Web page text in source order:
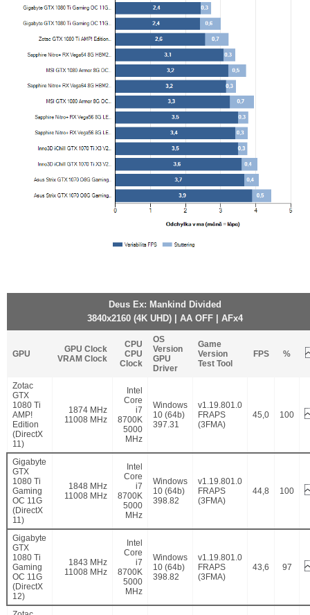
Deus Ex: Mankind Divided
3840x2160 (4K UHD) | AA OFF | AFx4
GPU
GPU Clock
VRAM Clock
CPU
CPU
Clock
OS
Version
GPU
Driver
Game
Version
Test Tool
FPS %
Zotac
GTX
1080 Ti
AMP!
Edition
(DirectX
11)
1874 MHz
11008 MHz
Intel
Core
i7
8700K
5000
MHz
Windows
10 (64b)
397.31
v1.19.801.0
FRAPS
(3FMA)
45,0 100
Gigabyte
GTX
1080 Ti
Gaming
OC 11G
(DirectX
11)
1848 MHz
11008 MHz
Intel
Core
i7
8700K
5000
MHz
Windows
10 (64b)
398.82
v1.19.801.0
FRAPS
(3FMA)
44,8 100
Gigabyte
GTX
1080 Ti
Gaming
OC 11G
(DirectX
12)
1843 MHz
11008 MHz
Intel
Core
i7
8700K
5000
MHz
Windows
10 (64b)
398.82
v1.19.801.0
FRAPS
(3FMA)
43,6 97